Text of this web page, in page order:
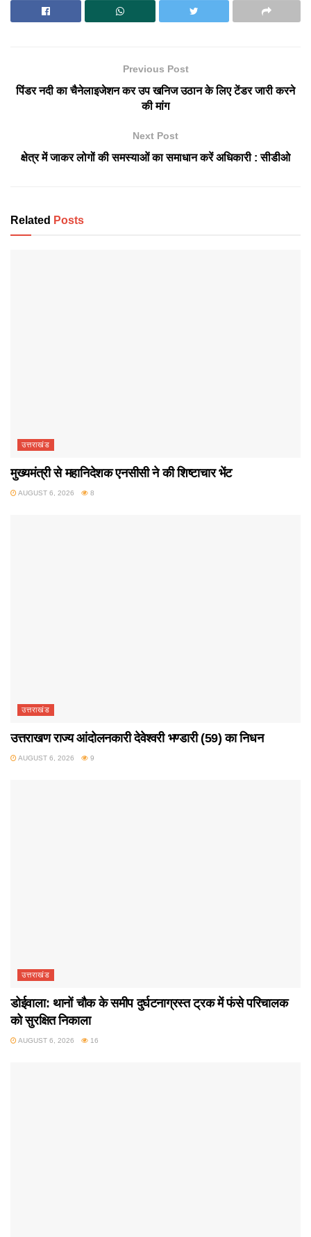
Previous Post
पिंडर नदी का चैनेलाइजेशन कर उप खनिज उठान के लिए टेंडर जारी करने
की मांग
Next Post
क्षेत्र में जाकर लोगों की समस्याओं का समाधान करें अधिकारी : सीडीओ
Related Posts
उत्तराखंड
मुख्यमंत्री से महानिदेशक एनसीसी ने की शिष्टाचार भेंट
AUGUST 6, 2026 8
उत्तराखंड
उत्तराखण राज्य आंदोलनकारी देवेश्वरी भण्डारी (59) का निधन
AUGUST 6, 2026 9
उत्तराखंड
डोईवाला: थानों चौक के समीप दुर्घटनाग्रस्त ट्रक में फंसे परिचालक
को सुरक्षित निकाला
AUGUST 6, 2026 16